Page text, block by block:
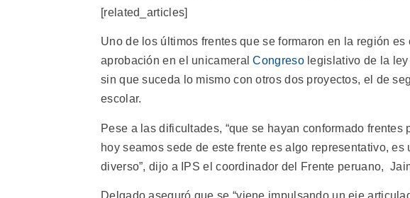
[related_articles]
Uno de los últimos frentes que se formaron en la región
aprobación en el unicameralCongresolegislativo de la ley
sin que suceda lo mismo con otros dos proyectos, el de
escolar.
Pese a las dificultades, “que se hayan conformado
hoy seamos sede de este frente es algo representativo,
diverso”, dijo a IPS el coordinador del Frente peruano,
Delgado aseguró que se “viene impulsando un eje